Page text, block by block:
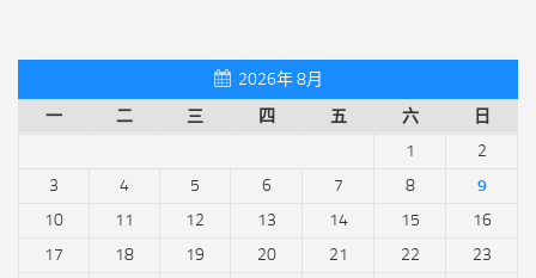
2026年 8月
一
二 三 四 五 六 日
1
2
3
4 5 6 7 8
9
10
11 12 13 14 15
16
17
18 19 20 21 22
23